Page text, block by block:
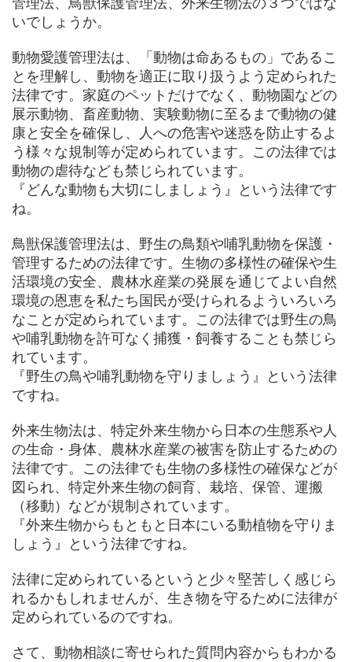
いでしょうか。
動物愛護管理法は、「動物は命あるもの」であるこ
とを理解し、動物を適正に取り扱うよう定められた
法律です。家庭のペットだけでなく、動物園などの
展示動物、畜産動物、実験動物に至るまで動物の健
康と安全を確保し、人への危害や迷惑を防止するよ
う様々な規制等が定められています。この法律では
動物の虐待なども禁じられています。
『どんな動物も大切にしましょう』という法律です
ね。
鳥獣保護管理法は、野生の鳥類や哺乳動物を保護・
管理するための法律です。生物の多様性の確保や生
活環境の安全、農林水産業の発展を通じてよい自然
環境の恩恵を私たち国民が受けられるよういろいろ
なことが定められています。この法律では野生の鳥
や哺乳動物を許可なく捕獲・飼養することも禁じら
れています。
『野生の鳥や哺乳動物を守りましょう』という法律
ですね。
外来生物法は、特定外来生物から日本の生態系や人
の生命・身体、農林水産業の被害を防止するための
法律です。この法律でも生物の多様性の確保などが
図られ、特定外来生物の飼育、栽培、保管、運搬
（移動）などが規制されています。
『外来生物からもともと日本にいる動植物を守りま
しょう』という法律ですね。
法律に定められているというと少々堅苦しく感じら
れるかもしれませんが、生き物を守るために法律が
定められているのですね。
さて、動物相談に寄せられた質問内容からもわかる